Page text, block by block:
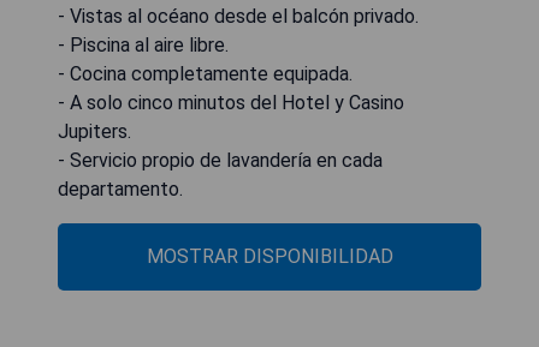
- Vistas al océano desde el balcón privado.
- Piscina al aire libre.
- Cocina completamente equipada.
- A solo cinco minutos del Hotel y Casino
Jupiters.
- Servicio propio de lavandería en cada
departamento.
MOSTRAR DISPONIBILIDAD